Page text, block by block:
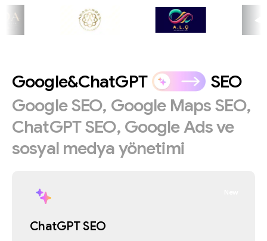
Google&ChatGPT
SEO
GoogleSEO, Google MapsSEO,
ChatGPTSEO, GoogleAdsve
sosyal medyayönetimi
ChatGPT SEO